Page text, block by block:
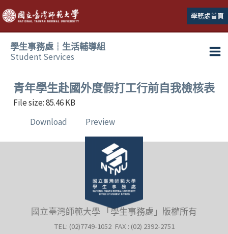
跳
至
主
學務處首頁
學生事務處┆生活輔導組
Student Services
青年學生赴國外度假打工行前自我檢核表
File size: 85.46 KB
Download
Preview
國立臺灣師範大學 「學生事務處」版權所有
TEL: (02)7749-1052 FAX : (02) 2392-2751